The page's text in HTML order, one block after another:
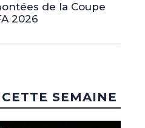
de la Coupe
2026
SEMAINE